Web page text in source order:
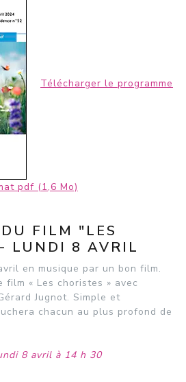
Télécharger le programme
pdf (1,6 Mo)
FILM "LES
LUNDI 8 AVRIL
en musique par un bon film.
« Les choristes » avec
Jugnot. Simple et
chacun au plus profond de
8 avril à 14 h 30